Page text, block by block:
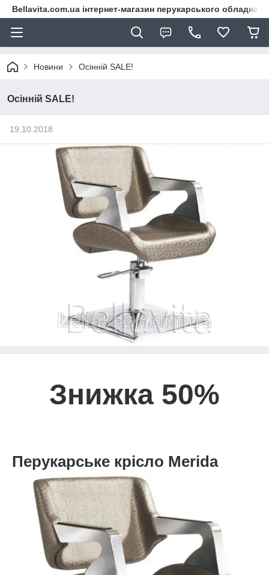
Bellavita.com.ua інтернет-магазин перукарського
Новини Осінній SALE!
Осінній SALE!
19.10.2018
Знижка 50%
Перукарське крісло Merida